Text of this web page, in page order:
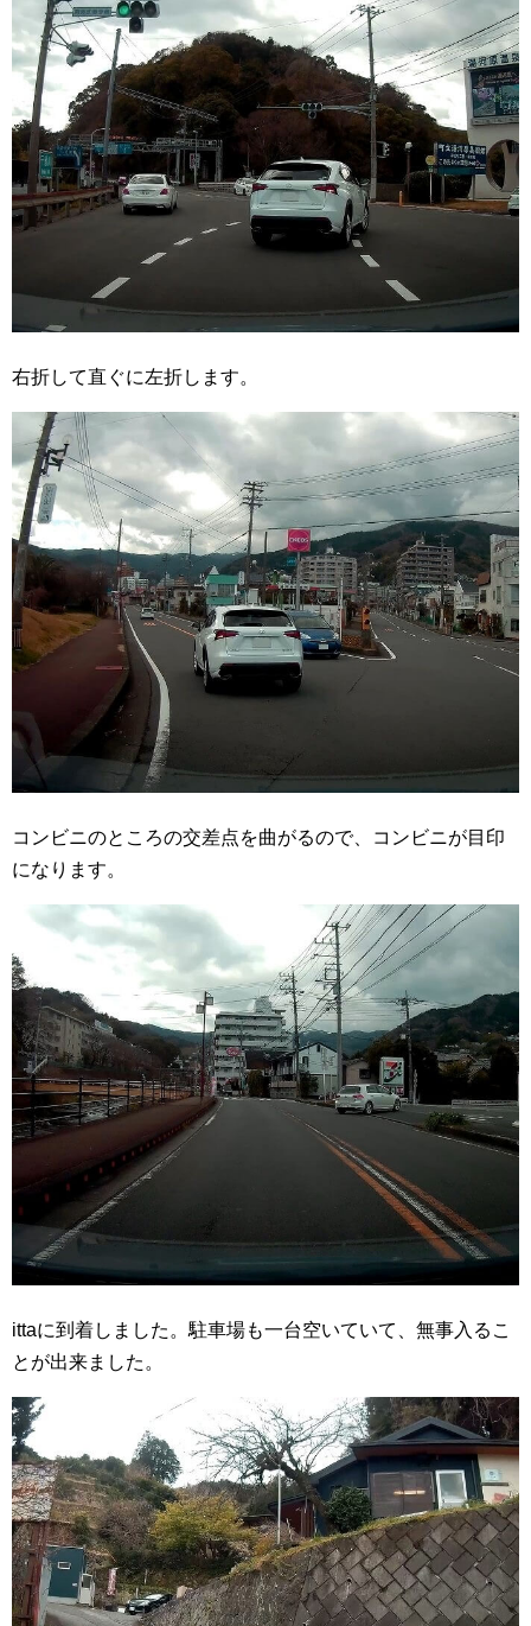
右折して直ぐに左折します。
コンビニのところの交差点を曲がるので、コンビニが目印
になります。
ittaに到着しました。駐車場も一台空いていて、無事入るこ
とが出来ました。